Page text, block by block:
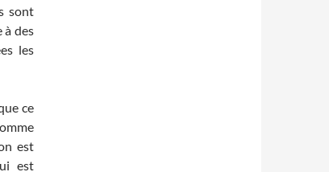
sont
à des
les
ce
est
est